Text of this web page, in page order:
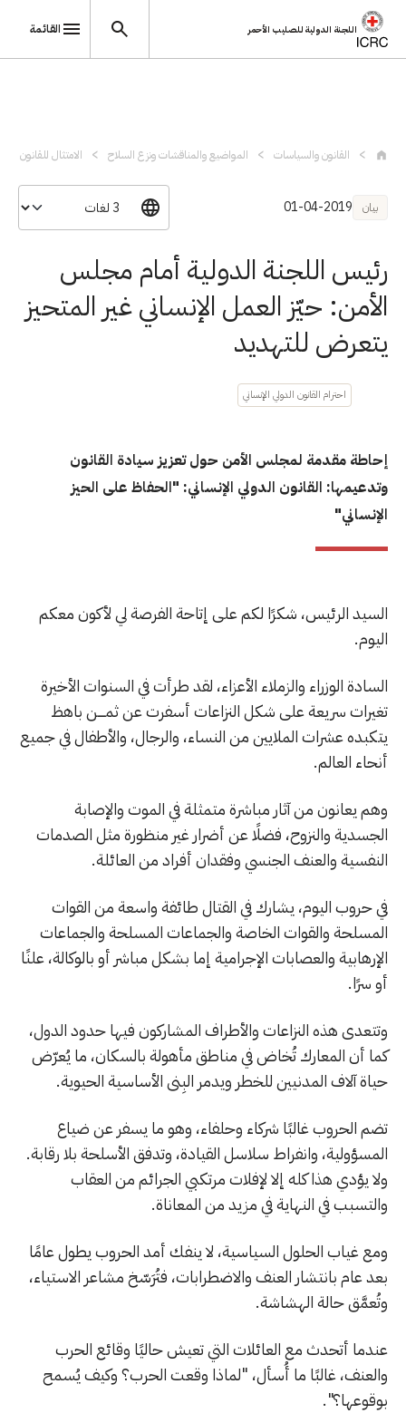
اللجنة الدولية للصليب الأحمر القائمة
القانون والسياسات المواضيع والمناقشات ونزع السلاح الامتثال للقانون
بيان 01-04-2019
رئيس اللجنة الدولية أمام مجلس
الأمن: حيّز العمل الإنساني غير المتحيز
يتعرض للتهديد
احترام القانون الدولي الإنساني
إحاطة مقدمة لمجلس الأمن حول تعزيز سيادة القانون
وتدعيمها: القانون الدولي الإنساني: "الحفاظ على الحيز
الإنساني"
السيد الرئيس، شكرًا لكم على إتاحة الفرصة لي لأكون معكم
اليوم.
السادة الوزراء والزملاء الأعزاء، لقد طرأت في السنوات الأخيرة
تغيرات سريعة على شكل النزاعات أسفرت عن ثمــــن باهظ
يتكبده عشرات الملايين من النساء، والرجال، والأطفال في جميع
أنحاء العالم.
وهم يعانون من آثار مباشرة متمثلة في الموت والإصابة
الجسدية والنزوح، فضلًا عن أضرار غير منظورة مثل الصدمات
النفسية والعنف الجنسي وفقدان أفراد من العائلة.
في حروب اليوم، يشارك في القتال طائفة واسعة من القوات
المسلحة والقوات الخاصة والجماعات المسلحة والجماعات
الإرهابية والعصابات الإجرامية إما بشكل مباشر أو بالوكالة، علنًا
أو سرًا.
وتتعدى هذه النزاعات والأطراف المشاركون فيها حدود الدول،
كما أن المعارك تُخاض في مناطق مأهولة بالسكان، ما يُعرّض
حياة آلاف المدنيين للخطر ويدمر البِنى الأساسية الحيوية.
تضم الحروب غالبًا شركاء وحلفاء، وهو ما يسفر عن ضياع
المسؤولية، وانفراط سلاسل القيادة، وتدفق الأسلحة بلا رقابة.
ولا يؤدي هذا كله إلا لإفلات مرتكبي الجرائم من العقاب
والتسبب في النهاية في مزيد من المعاناة.
ومع غياب الحلول السياسية، لا ينفك أمد الحروب يطول عامًا
بعد عام بانتشار العنف والاضطرابات، فتُرَسّخ مشاعر الاستياء،
وتُعمَّق حالة الهشاشة.
عندما أتحدث مع العائلات التي تعيش حاليًا وقائع الحرب
والعنف، غالبًا ما أُسأل، "لماذا وقعت الحرب؟ وكيف يُسمح
بوقوعها؟".